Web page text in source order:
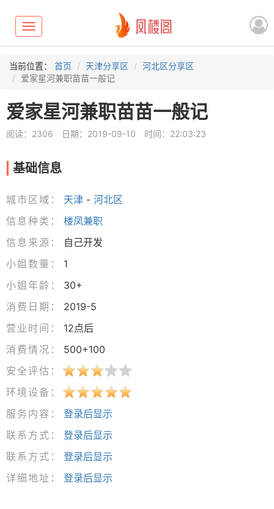
Toggle
navigation
当前位置： 首页 天津分享区
河北区分享区
爱家星河兼职苗苗一般记
爱家星河兼职苗苗一般记
阅读：2306 日期：2019-09-10 时间：22:03:23
基础信息
城市区域： 天津 - 河北区
信息种类：
楼凤兼职
信息来源：
自己开发
小姐数量：
1
小姐年龄：
30+
消费日期：
2019-5
营业时间：
12点后
消费情况：
500+100
安全评估：
环境设备：
服务内容：
登录后显示
联系方式：
登录后显示
联系方式：
登录后显示
详细地址：
登录后显示